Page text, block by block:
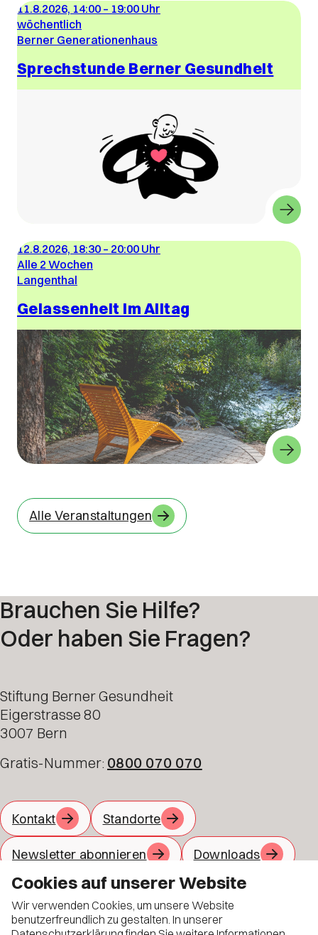
11.8.2026, 14:00 – 19:00 Uhr
wöchentlich
Berner Generationenhaus
Sprechstunde Berner Gesundheit
12.8.2026, 18:30 – 20:00 Uhr
Alle 2 Wochen
Langenthal
Gelassenheit im Alltag
Alle Veranstaltungen
Brauchen Sie Hilfe?
Oder haben Sie Fragen?
Stiftung Berner Gesundheit
Eigerstrasse 80
3007 Bern
Gratis-Nummer: 0800 070 070
Kontakt Standorte
Newsletter abonnieren Downloads
Jobs Material bestellen
Allgemeine Geschäftsbedingungen
Cookies auf unserer Website
Wir verwenden Cookies, um unsere Website
benutzerfreundlich zu gestalten. In unserer